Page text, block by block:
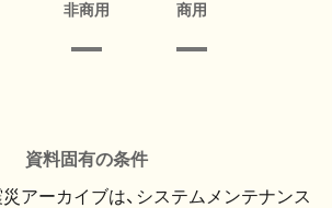
非商用 商用
資料固有の条件
災アーカイブは、システムメンテナンス